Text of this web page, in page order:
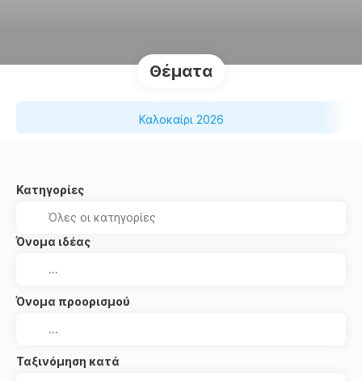
Θέματα
Καλοκαίρι 2026
Κατηγορίες
Όνομα ιδέας
Όνομα προορισμού
Ταξινόμηση κατά